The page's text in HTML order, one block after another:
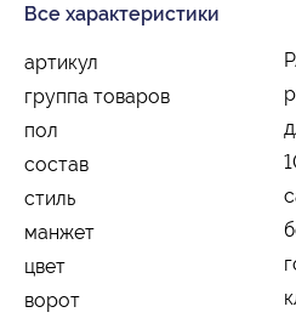
Все характеристики
артикул
группа товаров
пол
состав
стиль
манжет
цвет
ворот